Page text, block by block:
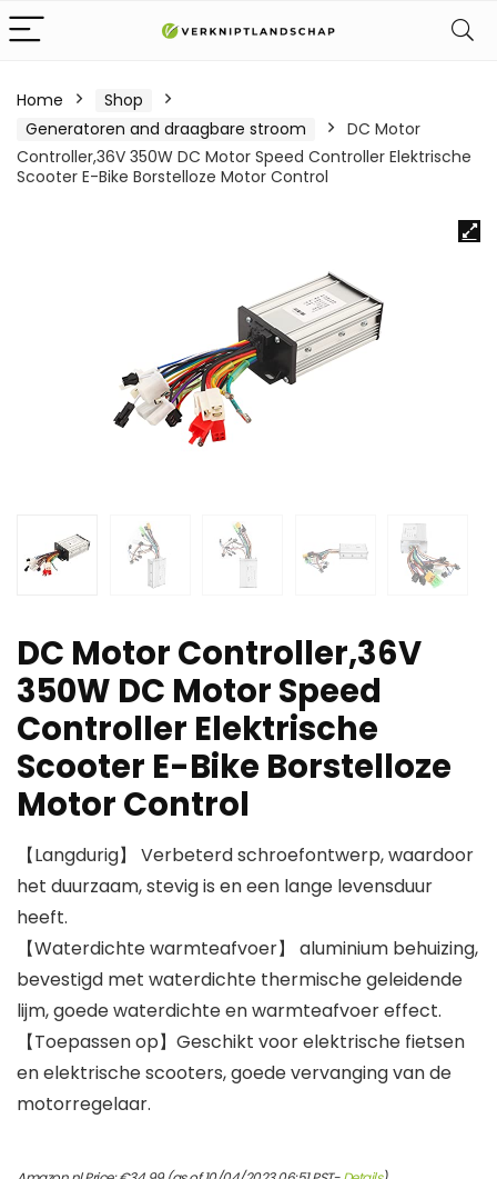
Home
Shop
Generatoren and draagbare stroom
DC Motor
Controller,36V 350W DC Motor Speed Controller Elektrische
Scooter E-Bike Borstelloze Motor Control
DC Motor Controller,36V
350W DC Motor Speed
Controller Elektrische
Scooter E-Bike Borstelloze
Motor Control
【Langdurig】 Verbeterd schroefontwerp, waardoor
het duurzaam, stevig is en een lange levensduur
heeft.
【Waterdichte warmteafvoer】 aluminium behuizing,
bevestigd met waterdichte thermische geleidende
lijm, goede waterdichte en warmteafvoer effect.
【Toepassen op】Geschikt voor elektrische fietsen
en elektrische scooters, goede vervanging van de
motorregelaar.